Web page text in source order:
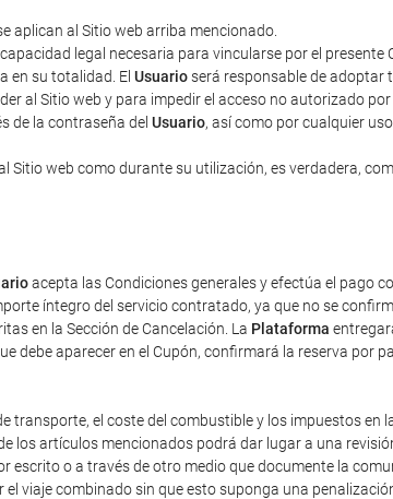
aplican al Sitio web arriba mencionado.
legal necesaria para vincularse por el
en su totalidad. El Usuarioserá responsable de adoptar
al Sitio web y para impedir el acceso no autorizado por
de la contraseña del Usuario, así como por cualquier
web como durante su utilización, es verdadera,
acepta las Condiciones generales y efectúa el pago
íntegro del servicio contratado, ya que no se
en la Sección de Cancelación. La Plataforma
debe aparecer en el Cupón, confirmará la reserva por
transporte, el coste del combustible y los impuestos en
artículos mencionados podrá dar lugar a una
escrito o a través de otro medio que documente la
viaje combinado sin que esto suponga una